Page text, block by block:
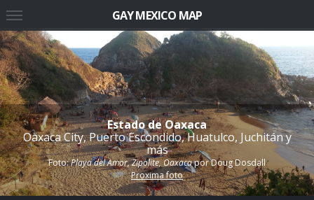
Estado de Oaxaca
Oaxaca City, Puerto Escondido, Huatulco, Juchitán y
más
Foto:Playa del Amor, Zipolite, OaxacaporDoug Dosdall
Proxima foto
GAY MEXICO MAP